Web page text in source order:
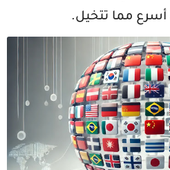
مما تتخيل.